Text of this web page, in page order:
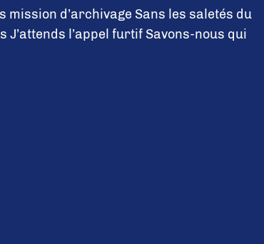
d’archivage Sans les saletés du
l’appel furtif Savons-nous qui